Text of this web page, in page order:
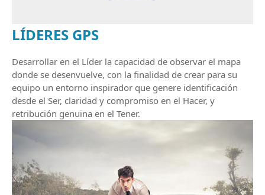
LÍDERES GPS
Desarrollar en el Líder la capacidad de observar el mapa
donde se desenvuelve, con la finalidad de crear para su
equipo un entorno inspirador que genere identificación
desde el Ser, claridad y compromiso en el Hacer, y
retribución genuina en el Tener.